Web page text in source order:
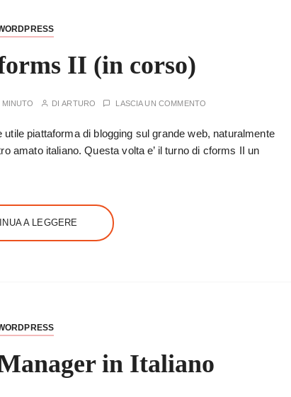
II (in corso)
MINUTO DIARTURO LASCIA UN COMMENTO
utile piattaforma di blogging sul grande web, naturalmente
amato italiano. Questa volta e’ il turno di cforms II un
A LEGGERE
in Italiano